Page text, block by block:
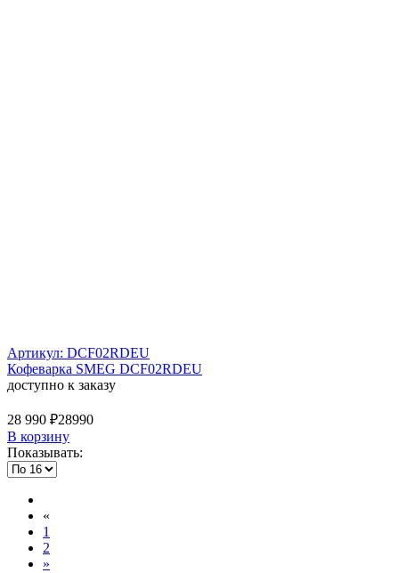
Артикул: DCF02RDEU
Кофеварка SMEG DCF02RDEU
доступно к заказу
28 990 ₽28990
В корзину
Показывать:
«
1
2
»